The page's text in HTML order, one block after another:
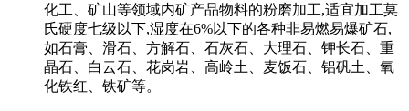
化工、矿山等领域内矿产品物料的粉磨加工,适宜加工莫
氏硬度七级以下,湿度在6%以下的各种非易燃易爆矿石,
如石膏、滑石、方解石、石灰石、大理石、钾长石、重
晶石、白云石、花岗岩、高岭土、麦饭石、铝矾土、氧
化铁红、铁矿等。